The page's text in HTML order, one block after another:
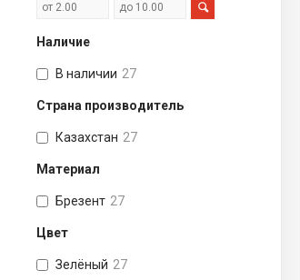
Наличие
В наличии 27
Страна производитель
Казахстан 27
Материал
Брезент 27
Цвет
Зелёный 27